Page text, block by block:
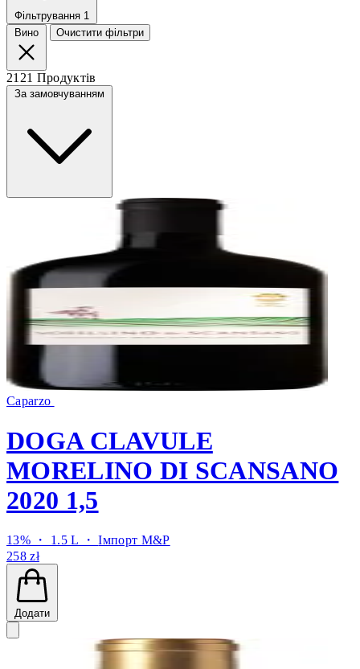
Фільтрування 1
Вино
Очистити фільтри
2121 Продуктів
За замовчуванням
Caparzo
DOGA CLAVULE
MORELINO DI SCANSANO
2020 1,5
13% ・ 1.5 L ・Імпорт M&P
258 zł
Додати